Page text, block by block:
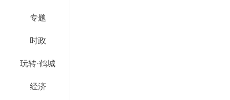
专题
时政
玩转·鹤城
经济